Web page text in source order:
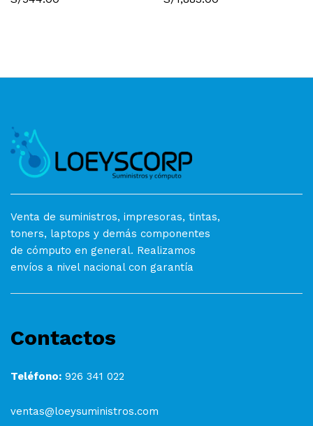
Venta de suministros, impresoras, tintas,
toners, laptops y demás componentes
de cómputo en general. Realizamos
envíos a nivel nacional con garantía
Contactos
Teléfono: 926 341 022
ventas@loeysuministros.com